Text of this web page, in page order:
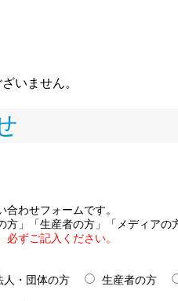
いません。
わせフォームです。
方」「生産者の方」「メディアの
ずご記入ください。
人・団体の方 生産者の方